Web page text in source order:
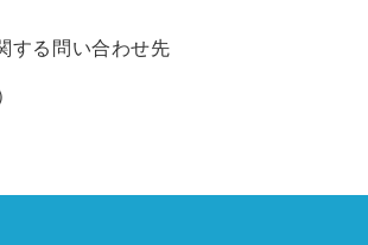
する問い合わせ先